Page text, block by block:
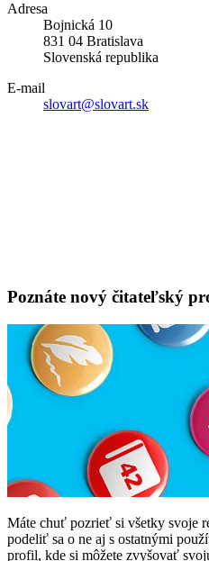
Adresa
Bojnická 10
831 04 Bratislava
Slovenská republika
E-mail
slovart@slovart.sk
Poznáte nový čitateľský
Máte chuť pozrieť si všetky svoje
podeliť sa o ne aj s ostatnými
profil, kde si môžete zvyšovať